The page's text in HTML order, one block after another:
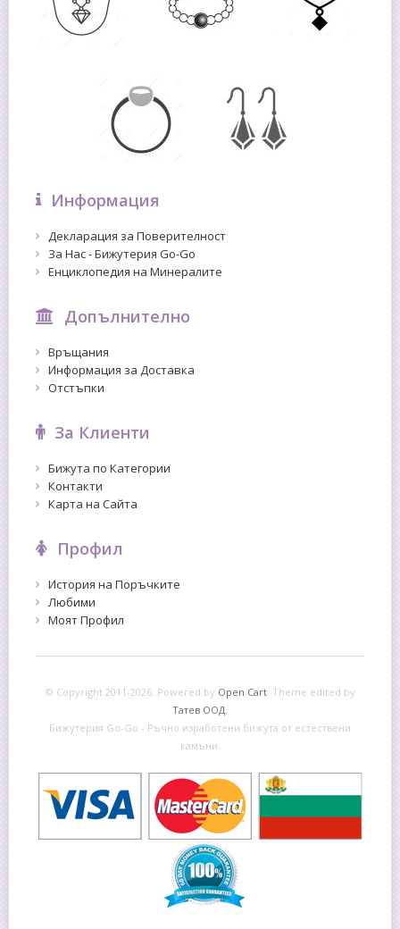
Информация
Декларация за Поверителност
За Нас - Бижутерия Go-Go
Енциклопедия на Минералите
Допълнително
Връщания
Информация за Доставка
Отстъпки
За Клиенти
Бижута по Категории
Контакти
Карта на Сайта
Профил
История на Поръчките
Любими
Моят Профил
© Copyright 2011-2026. Powered by Open Cart. Theme edited by
Татев ООД.
Бижутерия Go-Go - Ръчно изработени бижута от естествени
камъни.